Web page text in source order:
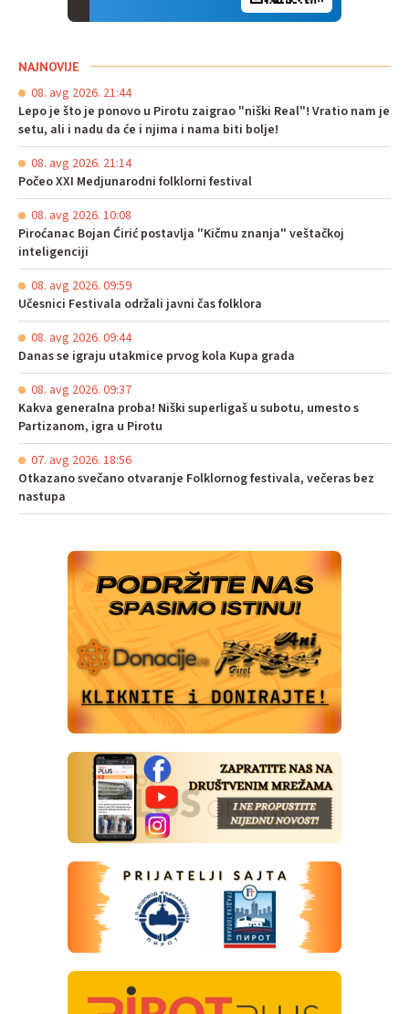
NAJNOVIJE
08. avg 2026. 21:44
Lepo je što je ponovo u Pirotu zaigrao "niški Real"! Vratio nam je
setu, ali i nadu da će i njima i nama biti bolje!
08. avg 2026. 21:14
Počeo XXI Medjunarodni folklorni festival
08. avg 2026. 10:08
Piroćanac Bojan Ćirić postavlja "Kičmu znanja" veštačkoj
inteligenciji
08. avg 2026. 09:59
Učesnici Festivala održali javni čas folklora
08. avg 2026. 09:44
Danas se igraju utakmice prvog kola Kupa grada
08. avg 2026. 09:37
Kakva generalna proba! Niški superligaš u subotu, umesto s
Partizanom, igra u Pirotu
07. avg 2026. 18:56
Otkazano svečano otvaranje Folklornog festivala, večeras bez
nastupa